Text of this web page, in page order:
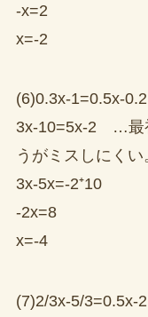
-x=2
x=-2
(6)0.3x-1=0.5x-0.2
3x-10=5x-2 …最
うがミスしにくい
3x-5x=-2⁺10
-2x=8
x=-4
(7)2/3x-5/3=0.5x-